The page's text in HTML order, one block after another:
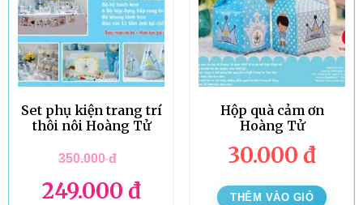
Set phụ kiện trang trí
thôi nôi Hoàng Tử
350.000đ
249.000 đ
Hộp quà cảm ơn
Hoàng Tử
30.000 đ
THÊM VÀO GIỎ